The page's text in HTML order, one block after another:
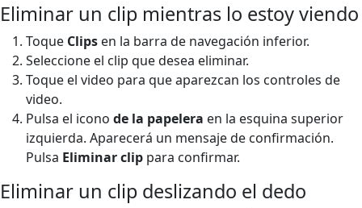
Eliminar un clip mientras lo estoy viendo
Toque Clips en la barra de navegación inferior.
Seleccione el clip que desea eliminar.
Toque el video para que aparezcan los controles de
video.
Pulsa el icono de la papelera en la esquina superior
izquierda. Aparecerá un mensaje de confirmación.
Pulsa Eliminar clip para confirmar.
Eliminar un clip deslizando el dedo